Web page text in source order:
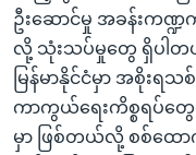
သို့
ကျော်
ရန်
ဦးဆောင်မှု အခန်းကဏ္
လို့ သုံးသပ်မှုတွေ ရှိပါတယ်
မြန်မာနိုင်ငံမှာ အစိုးရ
ကာကွယ်ရေးကိစ္စရပ်တွ
မှာ ဖြစ်တယ်လို့ စစ်ထော